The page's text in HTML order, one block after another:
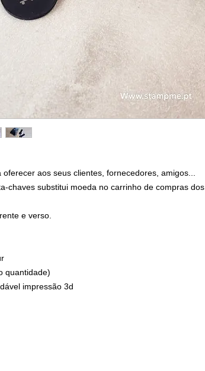
aos seus clientes, fornecedores, amigos...
chaves substitui moeda no carrinho de compras dos
e verso.
quantidade)
impressão 3d